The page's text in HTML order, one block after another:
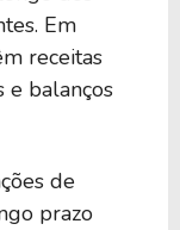
Em
receitas
e balanços
de
prazo